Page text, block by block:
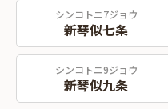
シンコトニ7ジョウ
新琴似七条
シンコトニ9ジョウ
新琴似九条